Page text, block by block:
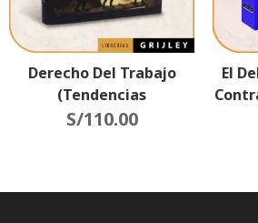
Derecho Del Trabajo
(Tendencias
Contemporáneas)
S/110.00
El